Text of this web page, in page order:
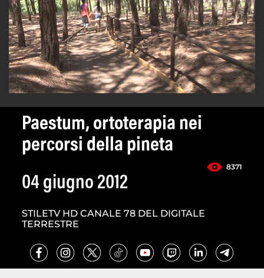
Paestum, ortoterapia nei
percorsi della pineta
8371
04 giugno 2012
STILETV HD CANALE 78 DEL DIGITALE
TERRESTRE